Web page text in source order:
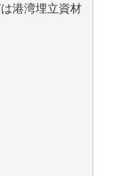
港湾埋立資材